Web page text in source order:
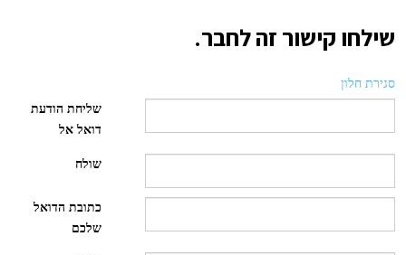
שילחו קישור זה לחבר.
סגירת חלון
שליחת הודעת
דואל אל
שולח
כתובת הדואל
שלכם